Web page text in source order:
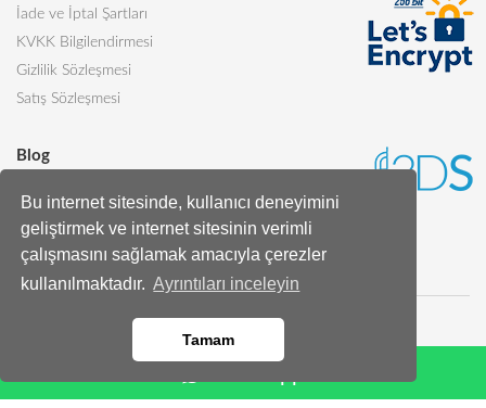
Bu internet sitesinde, kullanıcı deneyimini
geliştirmek ve internet sitesinin verimli
çalışmasını sağlamak amacıyla çerezler
kullanılmaktadır. Ayrıntıları inceleyin
Tamam
İade ve İptal Şartları
KVKK Bilgilendirmesi
Gizlilik Sözleşmesi
Satış Sözleşmesi
Blog
Butik Pasta Nedir?
Tüm Blog Yazıları